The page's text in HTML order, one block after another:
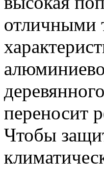
отличными
переносит
Чтобы